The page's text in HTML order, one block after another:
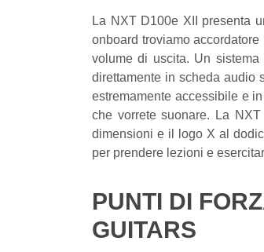
La NXT D100e XII presenta
onboard troviamo
volume di uscita. Un
direttamente in scheda audio
estremamente accessibile e
che vorrete suonare. La
dimensioni e il logo X al
per prendere lezioni e
PUNTI DI
GUITARS